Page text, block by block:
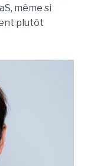
même si
plutôt